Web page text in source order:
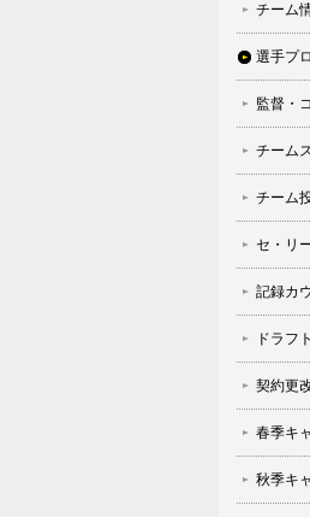
チーム
選手プ
監督・
チーム
チーム
セ・リ
記録カ
ドラフト
契約更
春季キ
秋季キ